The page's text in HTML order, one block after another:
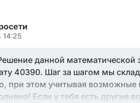
14:25
данной
40390. Шаг за шагом мы
при этом учитывая возможные
Если у тебя есть другие